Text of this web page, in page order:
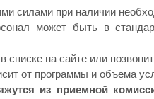
силами при наличии
может быть в
на сайте или
от программы и объема
из приемной